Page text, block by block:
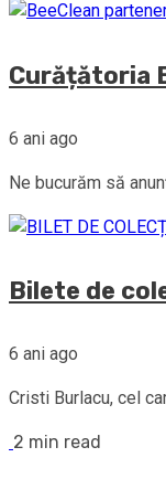
Curățătoria
6 ani ago
Ne bucurăm să
Bilete de
6 ani ago
Cristi Burlacu, cel
2 min read